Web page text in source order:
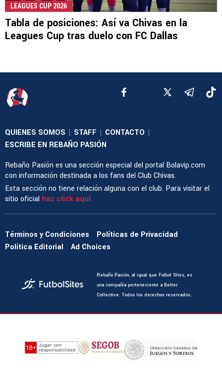
LEAGUES CUP 2026
Tabla de posiciones: Así va Chivas en la
Leagues Cup tras duelo con FC Dallas
QUIENES SOMOS STAFF CONTACTO
ESCRIBE EN REBAÑO PASIÓN
Rebaño Pasión es una sección especial del portal Bolavip.com
con información destinada a los fans del Club Chivas.
Esta sección no tiene relación alguna con el club. Para visitar el
sitio oficial haz click aquí
Términos y Condiciones
Políticas de Privacidad
Política Editorial
Ad Choices
Rebaño Pasión, al igual que Futbol Sites, es
una compañía perteneciente a Better
Collective. Todos los derechos reservados.